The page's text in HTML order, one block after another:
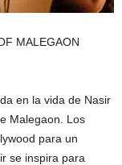
MALEGAON
en la vida de Nasir
Malegaon. Los
para un
se inspira para